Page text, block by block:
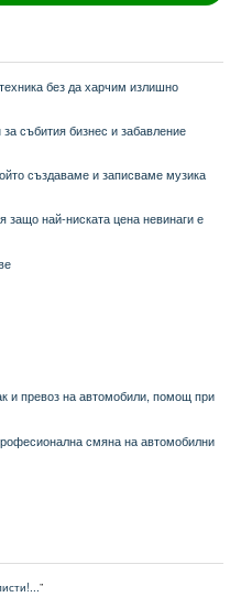
без да харчим излишно
събития бизнес и забавление
създаваме и записваме музика
защо най-ниската цена невинаги е
и превоз на автомобили, помощ при
смяна на автомобилни
”